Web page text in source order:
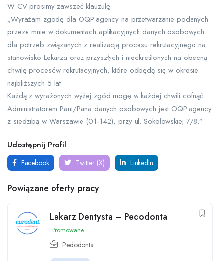
W CV prosimy zawszeć klauzulę:
„Wyrażam zgodę dla OQP.agency na przetwarzanie podanych
przeze mnie w dokumentach aplikacyjnych danych osobowych
dla potrzeb związanych z realizacją procesu rekrutacyjnego na
stanowisko Lekarza oraz przyszłych i nieokreślonych na obecną
chwilę procesów rekrutacyjnych, które odbędą się w okresie
najbliższych 5 lat.
Każdą z wyrażonych wyżej zgód mogę w każdej chwili cofnąć.
Administratorem Pani/Pana danych osobowych jest OQP.agency
z siedzibą w Warszawie (01-142), przy ul. Sokołowskiej 7/8.”
Udostępnij Profil
Facebook Twitter (X) LinkedIn
Powiązane oferty pracy
Lekarz Dentysta – Pedodonta
Promowane
Pedodonta